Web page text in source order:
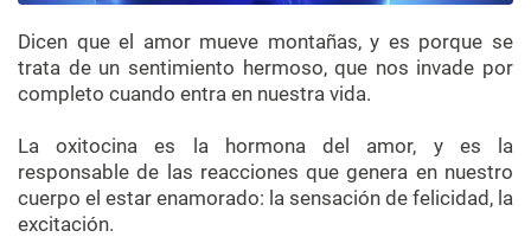
Dicen que el amor mueve montañas, y es porque se
trata de un sentimiento hermoso, que nos invade por
completo cuando entra en nuestra vida.
La oxitocina es la hormona del amor, y es la
responsable de las reacciones que genera en nuestro
cuerpo el estar enamorado: la sensación de felicidad, la
excitación.